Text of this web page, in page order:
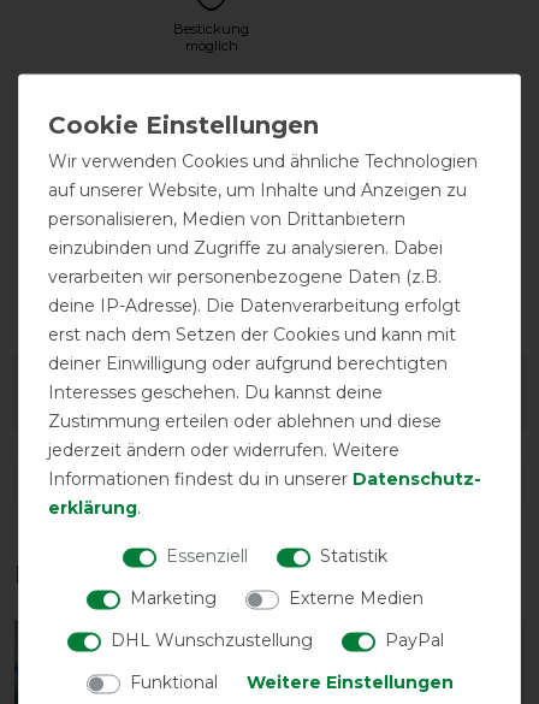
Bestickung
möglich
festes Halsteil
Halsteil
inklusive
Geld-Zurück-Garantie
DETAILS ZUR PRODUKTSICHERHEIT
Das perfekte Zubehör für dich
-10% -10%
Wir verwenden Cookies und ähnliche Technologien
auf unserer Website, um Inhalte und Anzeigen zu
personalisieren, Medien von Drittanbietern
einzubinden und Zugriffe zu analysieren. Dabei
verarbeiten wir personenbezogene Daten (z.B.
deine IP-Adresse). Die Datenverarbeitung erfolgt
erst nach dem Setzen der Cookies und kann mit
deiner Einwilligung oder aufgrund berechtigten
Interesses geschehen. Du kannst deine
Zustimmung erteilen oder ablehnen und diese
jederzeit ändern oder widerrufen. Weitere
Informationen findest du in unserer Daten­schutz­
erklärung.
Essenziell
Statistik
Marketing
Externe Medien
DHL Wunschzustellung
PayPal
Funktional
Weitere Einstellungen